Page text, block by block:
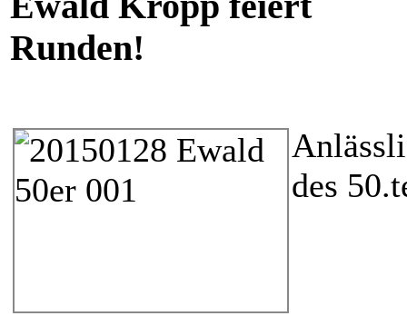
Runden!
des